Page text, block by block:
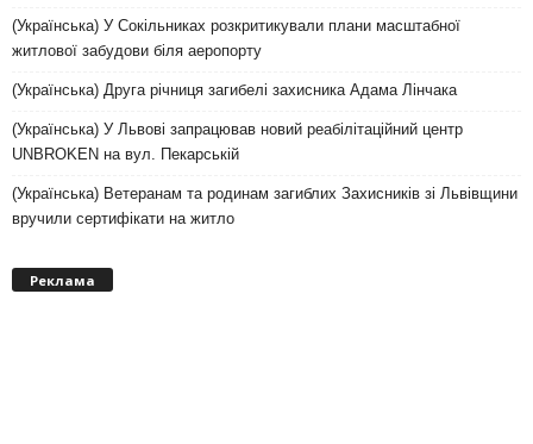
(Українська) У Сокільниках розкритикували плани масштабної
житлової забудови біля аеропорту
(Українська) Друга річниця загибелі захисника Адама Лінчака
(Українська) У Львові запрацював новий реабілітаційний центр
UNBROKEN на вул. Пекарській
(Українська) Ветеранам та родинам загиблих Захисників зі Львівщини
вручили сертифікати на житло
Реклама